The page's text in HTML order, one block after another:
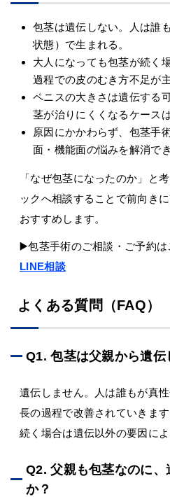
包茎は遺伝しない。人は誰
状態）で生まれる。
大人になっても包茎が続く
過程での皮のむき方不足が
ペニスの大きさは遺伝する
茎が治りにくくなるケースは
原因にかかわらず、包茎手
面・機能面の悩みを解消でき
「なぜ包茎になったのか」と
ックへ相談することで前向き
おすすめします。
▶️包茎手術のご相談・ご予約は
LINE相談
よくある質問（FAQ）
Q1. 包茎は父親から遺伝
遺伝しません。人は誰もが真
長の過程で改善されていきま
続く場合は遺伝以外の要因によ
Q2. 父親も包茎なのに
か？